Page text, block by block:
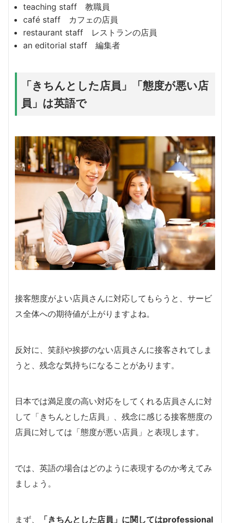
teaching staff 教職員
café staff カフェの店員
restaurant staff レストランの店員
an editorial staff 編集者
「きちんとした店員」「態度が悪い店
員」は英語で
接客態度がよい店員さんに対応してもらうと、サービ
ス全体への期待値が上がりますよね。
反対に、笑顔や挨拶のない店員さんに接客されてしま
うと、残念な気持ちになることがあります。
日本では満足度の高い対応をしてくれる店員さんに対
して「きちんとした店員」、残念に感じる接客態度の
店員に対しては「態度が悪い店員」と表現します。
では、英語の場合はどのように表現するのか考えてみ
ましょう。
まず、 「きちんとした店員」に関してはprofessional